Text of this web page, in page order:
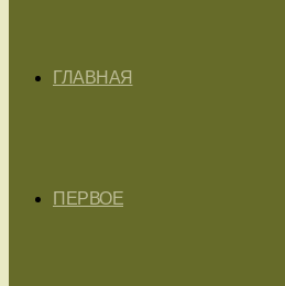
ГЛАВНАЯ
ПЕРВОЕ